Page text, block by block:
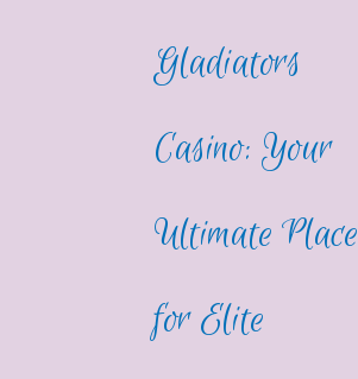
Gladiators
Casino: Your
Ultimate Place
for Elite